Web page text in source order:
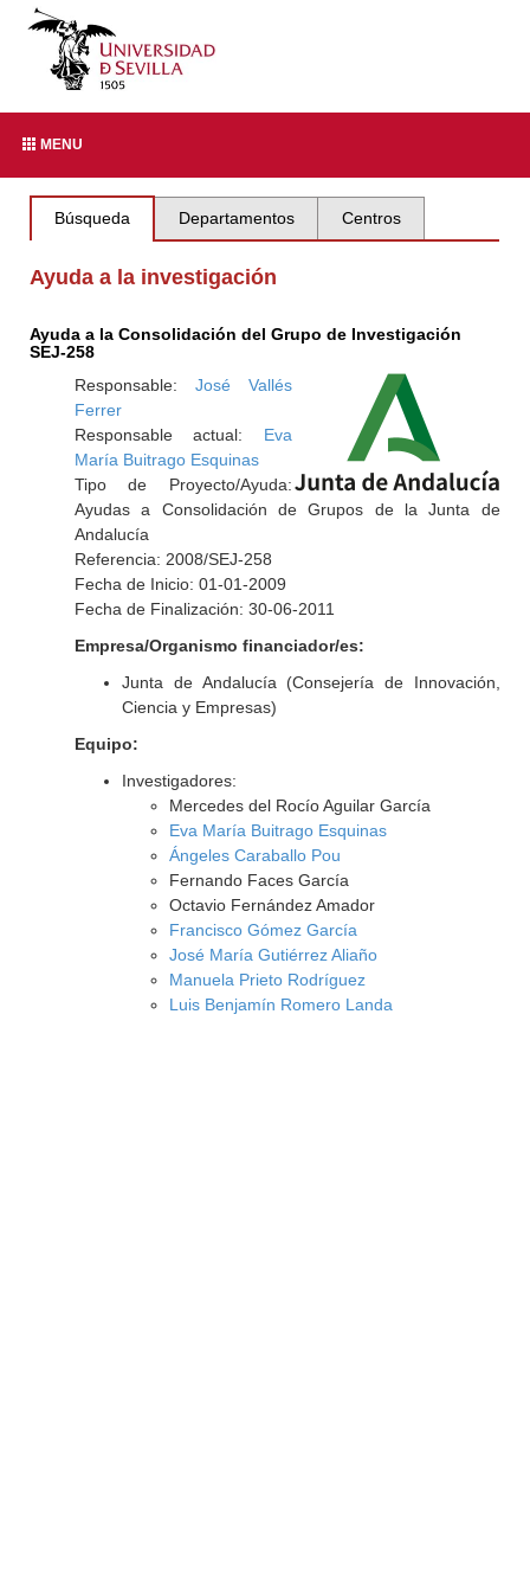
MENU
Búsqueda Departamentos Centros
Ayuda a la investigación
Ayuda a la Consolidación del Grupo de Investigación
SEJ-258
Responsable: José Vallés
Ferrer
Responsable actual: Eva
María Buitrago Esquinas
Tipo de Proyecto/Ayuda:
Ayudas a Consolidación de Grupos de la Junta de
Andalucía
Referencia: 2008/SEJ-258
Fecha de Inicio: 01-01-2009
Fecha de Finalización: 30-06-2011
Empresa/Organismo financiador/es:
Junta de Andalucía (Consejería de Innovación,
Ciencia y Empresas)
Equipo:
Investigadores:
Mercedes del Rocío Aguilar García
Eva María Buitrago Esquinas
Ángeles Caraballo Pou
Fernando Faces García
Octavio Fernández Amador
Francisco Gómez García
José María Gutiérrez Aliaño
Manuela Prieto Rodríguez
Luis Benjamín Romero Landa